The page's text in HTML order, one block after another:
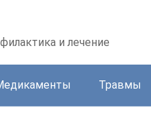
и лечение
Травмы